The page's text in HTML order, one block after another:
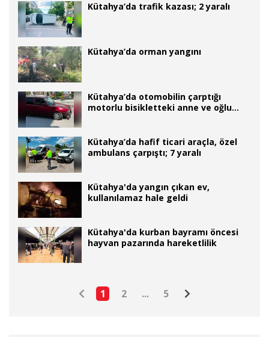
Kütahya’da trafik kazası; 2 yaralı
Kütahya’da orman yangını
Kütahya’da otomobilin çarptığı
motorlu bisikletteki anne ve oğlu
Kütahya’da hafif ticari araçla, özel
ambulans çarpıştı; 7 yaralı
Kütahya'da yangın çıkan ev,
kullanılamaz hale geldi
Kütahya'da kurban bayramı öncesi
hayvan pazarında hareketlilik
1 2 ... 5